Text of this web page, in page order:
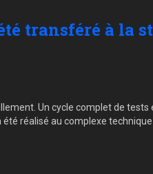
été transféré à
Un cycle complet de
réalisé au complexe